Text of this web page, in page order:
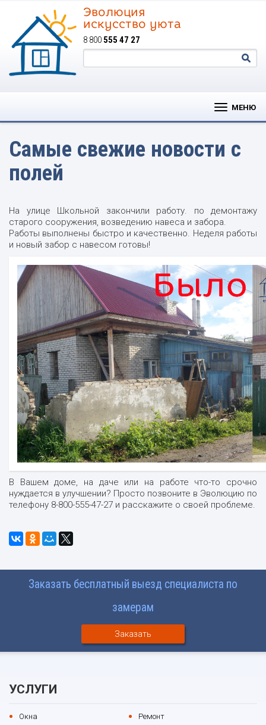
Эволюция
искусство уюта
8 800555 47 27
МЕНЮ
Самые свежие новости с
полей
На улице Школьной закончили работу. по демонтажу
старого сооружения, возведению навеса и забора.
Работы выполнены быстро и качественно. Неделя работы
и новый забор с навесом готовы!
В Вашем доме, на даче или на работе что-то срочно
нуждается в улучшении? Просто позвоните в Эволюцию по
телефону 8-800-555-47-27 и расскажите о своей проблеме.
Заказать бесплатный выезд специалиста по
замерам
Заказать
УСЛУГИ
Окна
Ремонт